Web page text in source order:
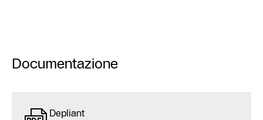
Documentazione
Depliant